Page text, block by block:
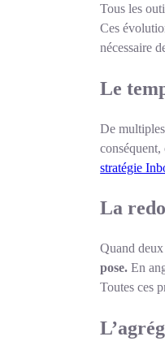
Tous les
Ces
nécessaire
Le
De
conséquent,
stratégie
La
Quand
pose. En
Toutes ces